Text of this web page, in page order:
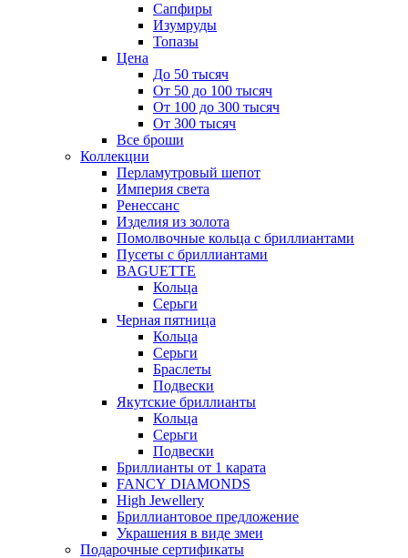
Сапфиры
Изумруды
Топазы
Цена
До 50 тысяч
От 50 до 100 тысяч
От 100 до 300 тысяч
От 300 тысяч
Все броши
Коллекции
Перламутровый шепот
Империя света
Ренессанс
Изделия из золота
Помолвочные кольца с бриллиантами
Пусеты с бриллиантами
BAGUETTE
Кольца
Серьги
Черная пятница
Кольца
Серьги
Браслеты
Подвески
Якутские бриллианты
Кольца
Серьги
Подвески
Бриллианты от 1 карата
FANCY DIAMONDS
High Jewellery
Бриллиантовое предложение
Украшения в виде змеи
Подарочные сертификаты